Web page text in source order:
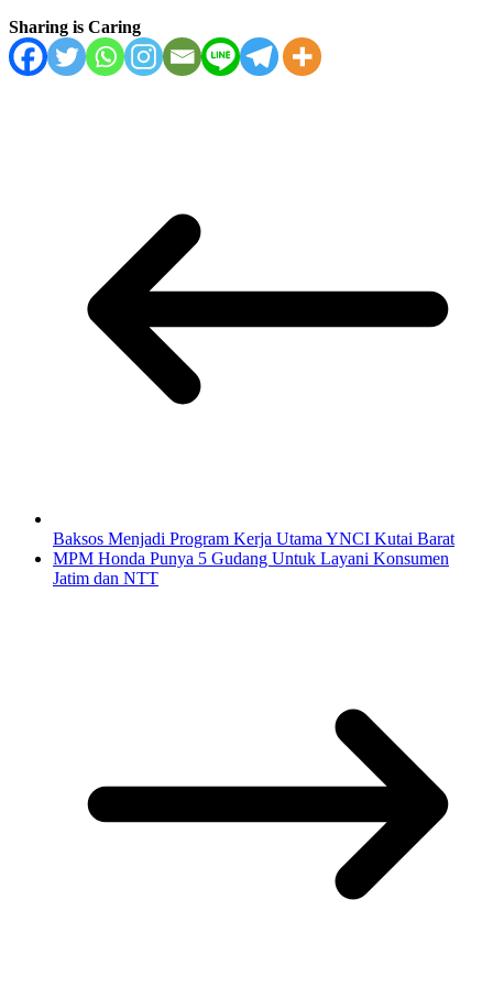
Sharing is Caring
Baksos Menjadi Program Kerja Utama YNCI Kutai Barat
MPM Honda Punya 5 Gudang Untuk Layani Konsumen
Jatim dan NTT